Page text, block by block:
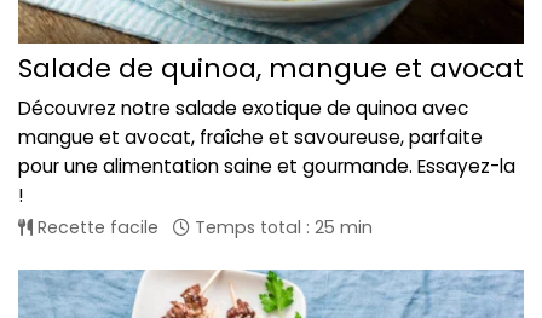
Salade de quinoa, mangue et avocat
Découvrez notre salade exotique de quinoa avec
mangue et avocat, fraîche et savoureuse, parfaite
pour une alimentation saine et gourmande. Essayez-la
!
Recette facile Temps total : 25 min